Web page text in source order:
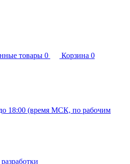
товары 0 Корзина 0
18:00 (время МСК, по рабочим